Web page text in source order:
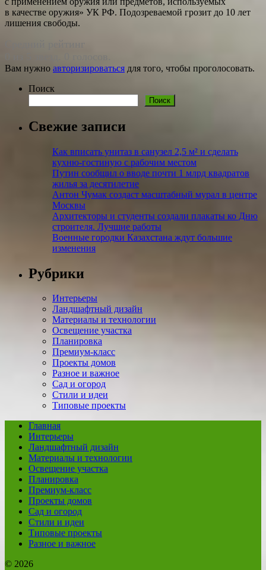
в качестве оружия» УК РФ. Подозреваемой грозит до 10 лет
лишения свободы.
Средний рейтинг
Вам нужно авторизироваться для того, чтобы проголосовать.
Поиск
Поиск
Свежие записи
Как вписать унитаз в санузел 2,5 м²​ и сделать
кухню-гостиную с рабочим местом
Путин сообщил о вводе почти 1 млрд квадратов
жилья за десятилетие
Антон Чумак создаст масштабный мурал в центре
Москвы
Архитекторы и студенты создали плакаты ко Дню
строителя. Лучшие работы
Военные городки Казахстана ждут большие
изменения
Рубрики
Интерьеры
Ландшафтный дизайн
Материалы и технологии
Освещение участка
Планировка
Премиум-класс
Проекты домов
Разное и важное
Сад и огород
Стили и идеи
Типовые проекты
Главная
Интерьеры
Ландшафтный дизайн
Материалы и технологии
Освещение участка
Планировка
Премиум-класс
Проекты домов
Сад и огород
Стили и идеи
Типовые проекты
Разное и важное
© 2026